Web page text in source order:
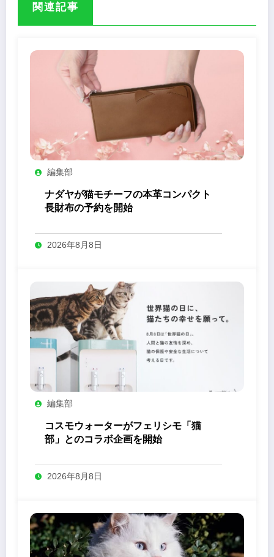
関連記事
編集部
ナダヤが猫モチーフの本革コンパクト
長財布の予約を開始
2026年8月8日
編集部
コスモウォーターがフェリシモ「猫
部」とのコラボ企画を開始
2026年8月8日